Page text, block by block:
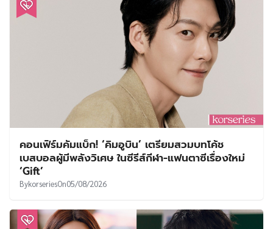
คอนเฟิร์มคัมแบ็ก! ‘คิมอูบิน’ เตรียมสวมบทโค้ช
เบสบอลผู้มีพลังวิเศษ ในซีรีส์กีฬา-แฟนตาซีเรื่องใหม่
‘Gift’
BykorseriesOn05/08/2026